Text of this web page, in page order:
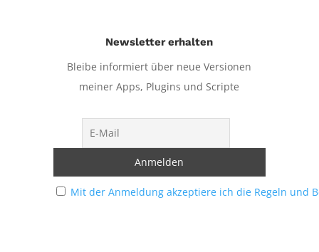
Newsletter erhalten
Bleibe informiert über neue Versionen
meiner Apps, Plugins und Scripte
Mit der Anmeldung akzeptiere ich die Regeln und